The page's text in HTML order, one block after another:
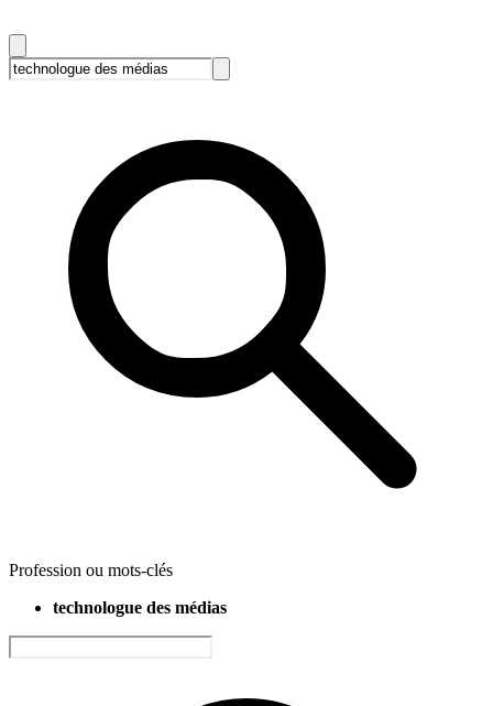
Profession ou mots-clés
technologue des médias